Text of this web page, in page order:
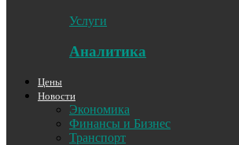
Услуги
Аналитика
Цены
Новости
Экономика
Финансы и Бизнес
Транспорт